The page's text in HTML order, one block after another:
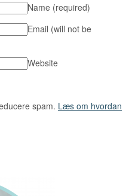
Name (required)
Email (will not be
Website
spam. Læs om hvordan